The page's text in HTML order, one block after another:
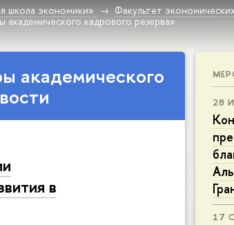
школа экономики» Факультет
академического кадрового резерва»
28
17
академического
в